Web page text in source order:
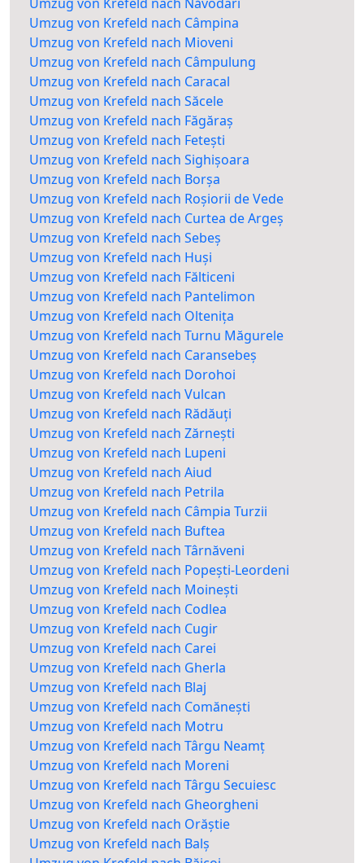
Umzug von Krefeld nach Câmpina
Umzug von Krefeld nach Mioveni
Umzug von Krefeld nach Câmpulung
Umzug von Krefeld nach Caracal
Umzug von Krefeld nach Săcele
Umzug von Krefeld nach Făgăraș
Umzug von Krefeld nach Fetești
Umzug von Krefeld nach Sighișoara
Umzug von Krefeld nach Borșa
Umzug von Krefeld nach Roșiorii de Vede
Umzug von Krefeld nach Curtea de Argeș
Umzug von Krefeld nach Sebeș
Umzug von Krefeld nach Huși
Umzug von Krefeld nach Fălticeni
Umzug von Krefeld nach Pantelimon
Umzug von Krefeld nach Oltenița
Umzug von Krefeld nach Turnu Măgurele
Umzug von Krefeld nach Caransebeș
Umzug von Krefeld nach Dorohoi
Umzug von Krefeld nach Vulcan
Umzug von Krefeld nach Rădăuți
Umzug von Krefeld nach Zărnești
Umzug von Krefeld nach Lupeni
Umzug von Krefeld nach Aiud
Umzug von Krefeld nach Petrila
Umzug von Krefeld nach Câmpia Turzii
Umzug von Krefeld nach Buftea
Umzug von Krefeld nach Târnăveni
Umzug von Krefeld nach Popești-Leordeni
Umzug von Krefeld nach Moinești
Umzug von Krefeld nach Codlea
Umzug von Krefeld nach Cugir
Umzug von Krefeld nach Carei
Umzug von Krefeld nach Gherla
Umzug von Krefeld nach Blaj
Umzug von Krefeld nach Comănești
Umzug von Krefeld nach Motru
Umzug von Krefeld nach Târgu Neamț
Umzug von Krefeld nach Moreni
Umzug von Krefeld nach Târgu Secuiesc
Umzug von Krefeld nach Gheorgheni
Umzug von Krefeld nach Orăștie
Umzug von Krefeld nach Balș